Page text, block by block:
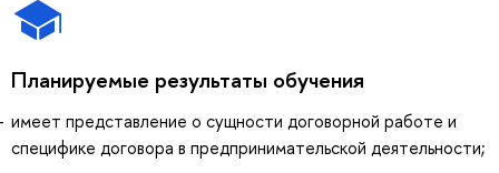
Планируемые результаты обучения
имеет представление о сущности договорной работе и
специфике договора в предпринимательской деятельности;